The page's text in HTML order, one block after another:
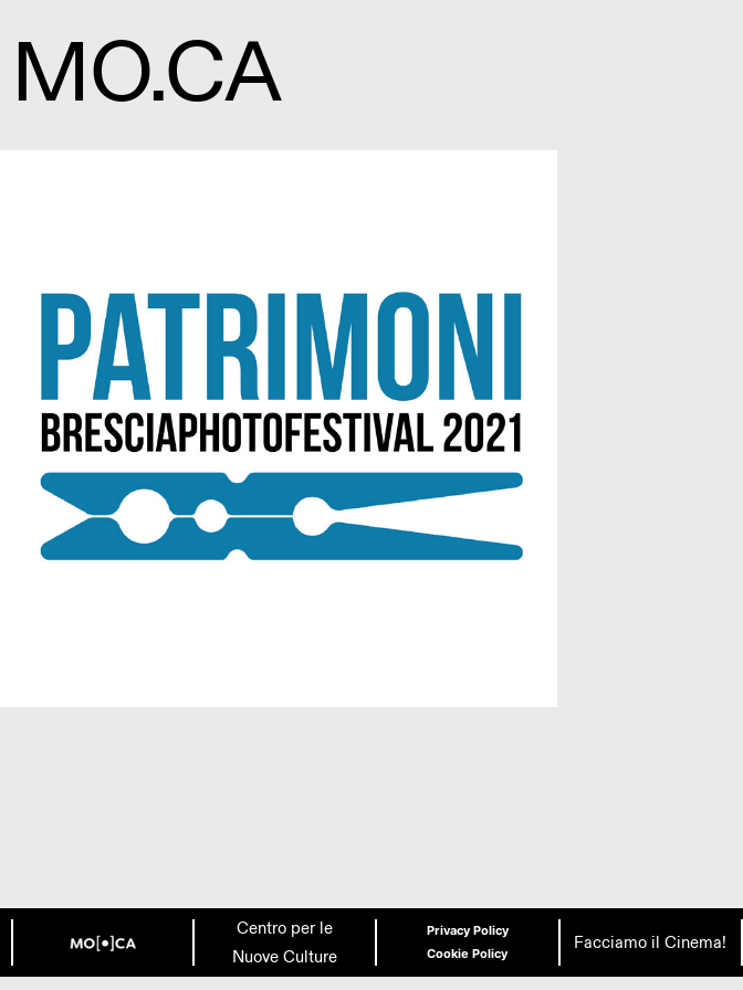
MO.CA
Centro per le
Nuove Culture
Privacy Policy
Cookie Policy
Facciamo il Cinema!